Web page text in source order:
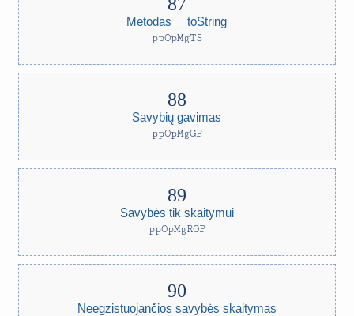
Metodas __toString
ppOpMgTS
Savybių gavimas
ppOpMgGP
Savybės tik skaitymui
ppOpMgROP
Neegzistuojančios savybės skaitymas